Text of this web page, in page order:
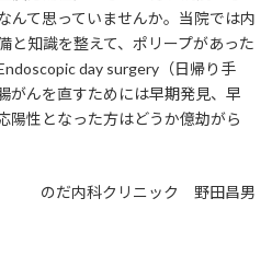
んて思っていませんか。当院では内
と知識を整えて、ポリープがあった
day surgery（日帰り手
がんを直すためには早期発見、早
陽性となった方はどうか億劫がら
のだ内科クリニック 野田昌男